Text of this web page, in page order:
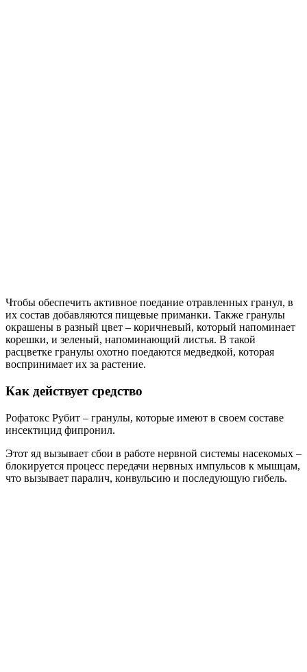
Чтобы обеспечить активное поедание отравленных гранул, в
их состав добавляются пищевые приманки. Также гранулы
окрашены в разный цвет – коричневый, который напоминает
корешки, и зеленый, напоминающий листья. В такой
расцветке гранулы охотно поедаются медведкой, которая
воспринимает их за растение.
Как действует средство
Рофатокс Рубит – гранулы, которые имеют в своем составе
инсектицид фипронил.
Этот яд вызывает сбои в работе нервной системы насекомых –
блокируется процесс передачи нервных импульсов к мышцам,
что вызывает паралич, конвульсию и последующую гибель.